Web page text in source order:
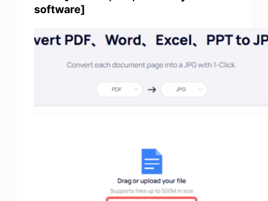
Ropa Snap Recolor
Antecedentes de IA para productos
software]